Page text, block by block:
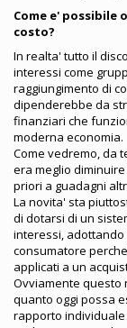
Come e'
costo?
In realta' tutto il
interessi come
raggiungimento di
dipenderebbe da
finanziari che
moderna economia.
Come vedremo, da
era meglio
priori a guadagni
La novita' sta
di dotarsi di un
interessi, adottando
consumatore
applicati a un
Ovviamente questo
quanto oggi possa
rapporto individuale